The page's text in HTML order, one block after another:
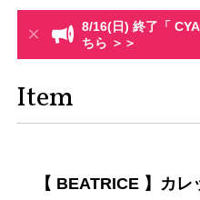
8/16(日) 終了「
ちら ＞＞
Item
【 BEATRICE 】カ